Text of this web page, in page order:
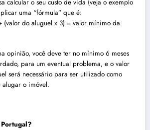
calcular o seu custo de vida (veja o exemplo
uma “fórmula” que é:
(valor do aluguel x 3) = valor mínimo da
opinião, você deve ter no mínimo 6 meses
para um eventual problema, e o valor
será necessário para ser utilizado como
alugar o imóvel.
Portugal?